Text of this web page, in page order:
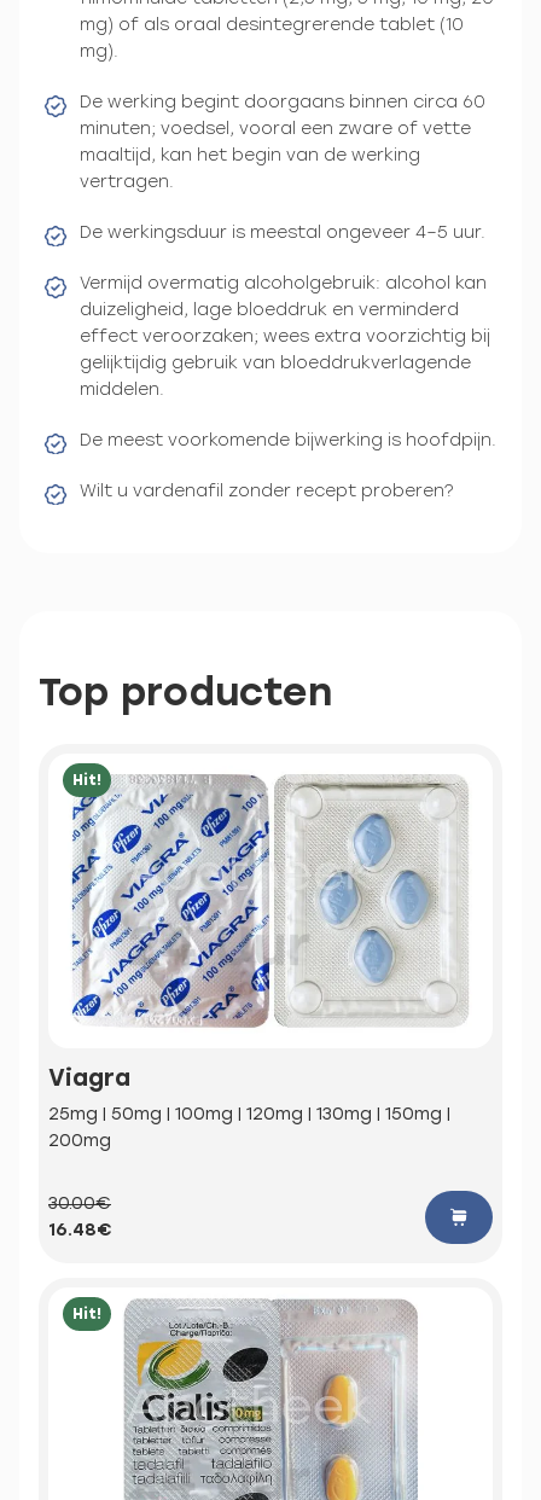
mg) of als oraal desintegrerende tablet (10
mg).
De werking begint doorgaans binnen circa 60
minuten; voedsel, vooral een zware of vette
maaltijd, kan het begin van de werking
vertragen.
De werkingsduur is meestal ongeveer 4–5 uur.
Vermijd overmatig alcoholgebruik: alcohol kan
duizeligheid, lage bloeddruk en verminderd
effect veroorzaken; wees extra voorzichtig bij
gelijktijdig gebruik van bloeddrukverlagende
middelen.
De meest voorkomende bijwerking is hoofdpijn.
Wilt u vardenafil zonder recept proberen?
Top producten
Hit!
Viagra
25mg | 50mg | 100mg | 120mg | 130mg | 150mg |
200mg
30.00€
16.48€
Hit!